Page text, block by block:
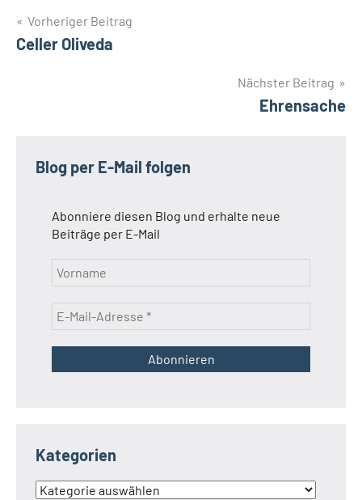
Beitragsnavigation
Vorheriger Beitrag
Celler Oliveda
Nächster Beitrag
Ehrensache
Blog per E-Mail folgen
Abonniere diesen Blog und erhalte neue
Beiträge per E-Mail
Kategorien
Kategorien